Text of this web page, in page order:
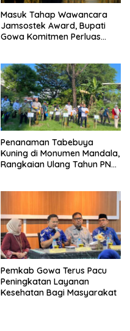
Masuk Tahap Wawancara
Jamsostek Award, Bupati
Gowa Komitmen Perluas
Penanaman Tabebuya
Kuning di Monumen Mandala,
Rangkaian Ulang Tahun PNM
Pemkab Gowa Terus Pacu
Peningkatan Layanan
Kesehatan Bagi Masyarakat